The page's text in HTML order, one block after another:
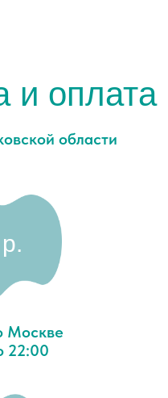
области
и оплата
Москве
22:00